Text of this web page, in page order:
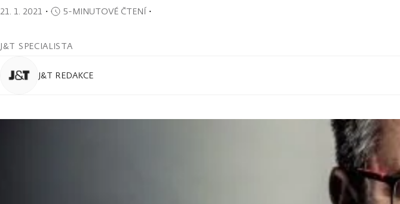
21. 1. 2021 ・ 5-MINUTOVÉ ČTENÍ・
J&T SPECIALISTA
J&T REDAKCE